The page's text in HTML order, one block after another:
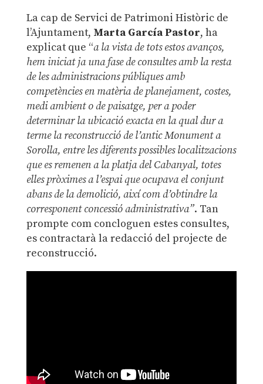
La cap de Servici de Patrimoni Històric de
l’Ajuntament, Marta García Pastor, ha
explicat que “a la vista de tots estos avanços,
hem iniciat ja una fase de consultes amb la resta
de les administracions públiques amb
competències en matèria de planejament, costes,
medi ambient o de paisatge, per a poder
determinar la ubicació exacta en la qual dur a
terme la reconstrucció de l’antic Monument a
Sorolla, entre les diferents possibles localitzacions
que es remenen a la platja del Cabanyal, totes
elles pròximes a l’espai que ocupava el conjunt
abans de la demolició, així com d’obtindre la
corresponent concessió administrativa”. Tan
prompte com concloguen estes consultes,
es contractarà la redacció del projecte de
reconstrucció.